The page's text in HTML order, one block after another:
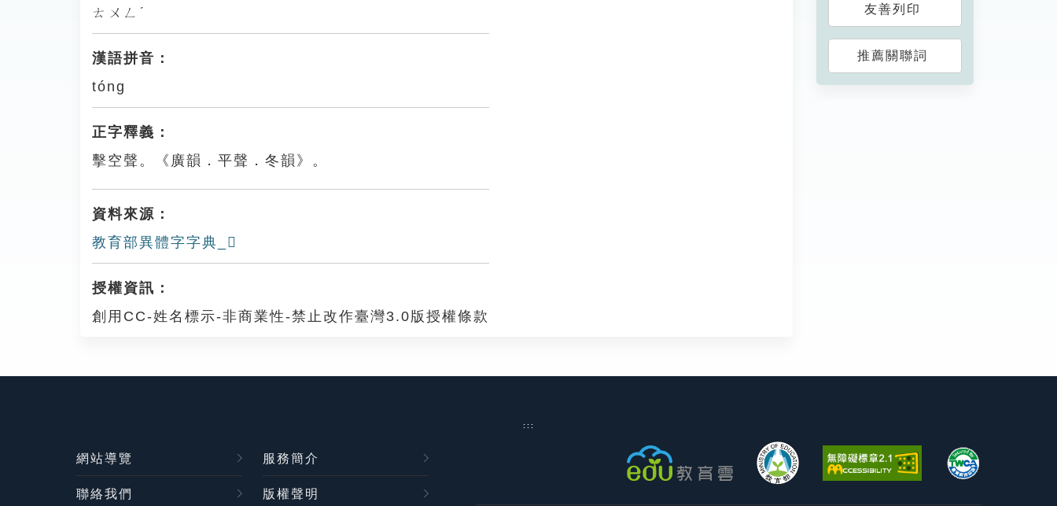
ㄊㄨㄥˊ
漢語拼音：
tóng
正字釋義：
擊空聲。《廣韻．平聲．冬韻》。
資料來源：
教育部異體字字典_𢾮
授權資訊：
創用CC-姓名標示-非商業性-禁止改作臺灣3.0版授權條款
友善列印
推薦關聯詞
:::
網站導覽 服務簡介
聯絡我們 版權聲明